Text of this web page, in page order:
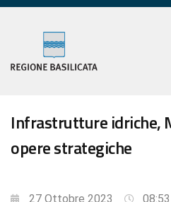
Infrastrutture idriche,
opere strategiche
27 Ottobre 2023
08:53